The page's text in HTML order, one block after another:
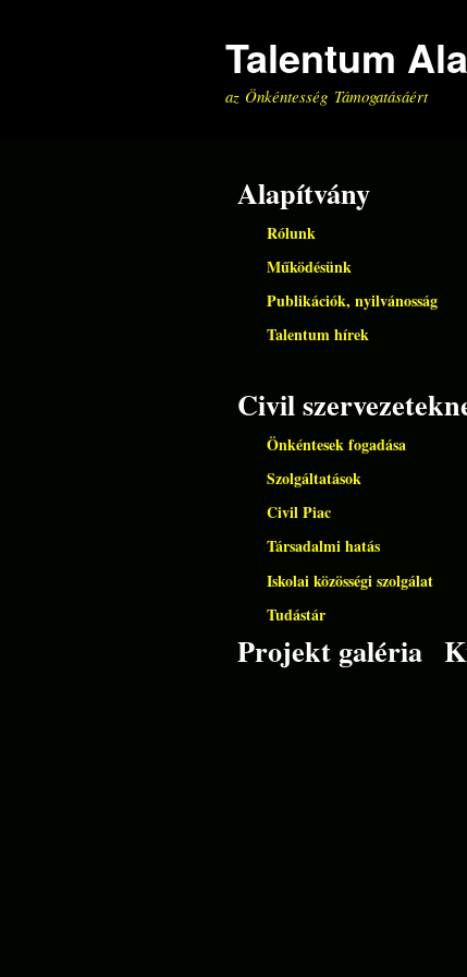
Talentum
az Önkéntesség Támogatásáért
Alapítvány
Rólunk
Működésünk
Publikációk, nyilvánosság
Talentum hírek
Civil
Önkéntesek fogadása
Szolgáltatások
Civil Piac
Társadalmi hatás
Iskolai közösségi szolgálat
Tudástár
Projekt galéria